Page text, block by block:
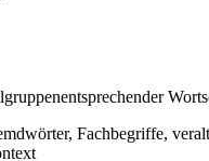
Fachbegriffe,